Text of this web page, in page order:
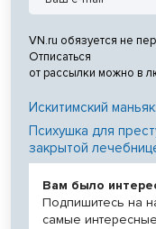
VN.ru обязуется не
Отписаться
от рассылки можно в
Искитимский
Психушка для
закрытой
Вам было
Подпишитесь на
самые